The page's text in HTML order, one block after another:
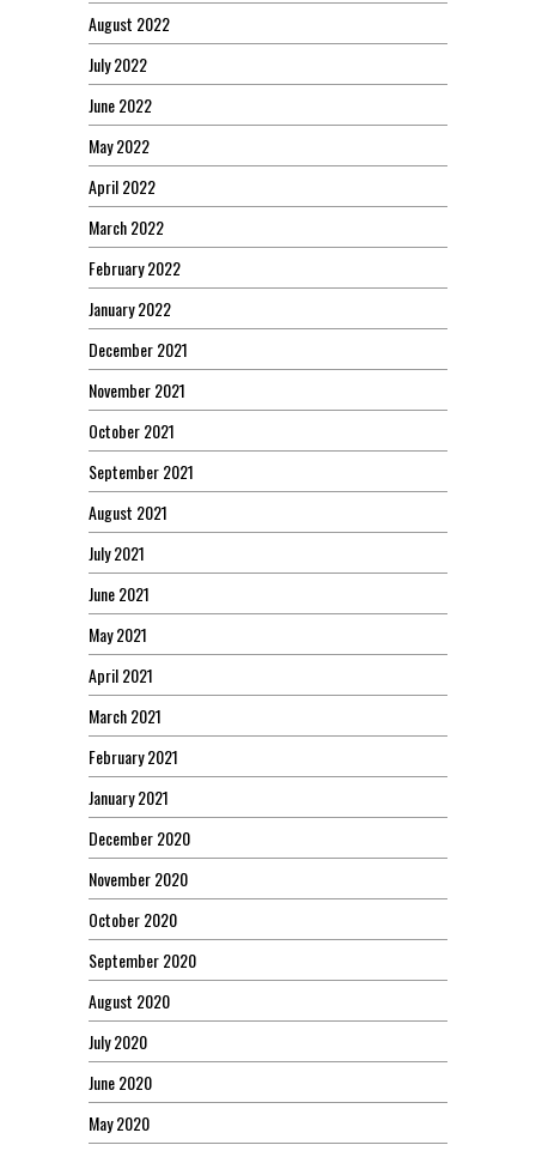
August 2022
July 2022
June 2022
May 2022
April 2022
March 2022
February 2022
January 2022
December 2021
November 2021
October 2021
September 2021
August 2021
July 2021
June 2021
May 2021
April 2021
March 2021
February 2021
January 2021
December 2020
November 2020
October 2020
September 2020
August 2020
July 2020
June 2020
May 2020